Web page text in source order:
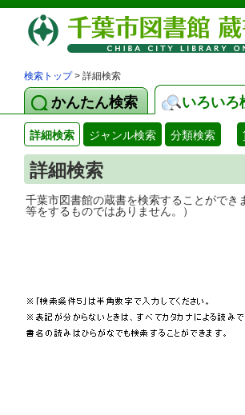
検索トップ> 詳細検索
かんたん検索 いろいろ
詳細検索 ジャンル検索 分類検索
詳細検索
千葉市図書館の蔵書を検索
等をするものではありません。）